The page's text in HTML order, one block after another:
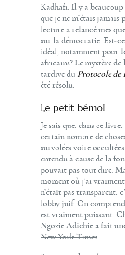
Kadhafi. Il y a beaucoup
que je ne m’étais jamais
lecture a relancé mes
sur la démocratie. Est-
idéal, notamment pour
africains? Le mystère
tardive du Protocole de
été résolu.
Le petit bémol
Je sais que, dans ce
certain nombre de
survolées voire
entendu à cause de la
pouvait pas tout dire.
moment où j’ai vraiment
n’était pas transparent,
lobby juif. On comprend
est vraiment puissant.
Ngozie Adichie a fait
New York Times.